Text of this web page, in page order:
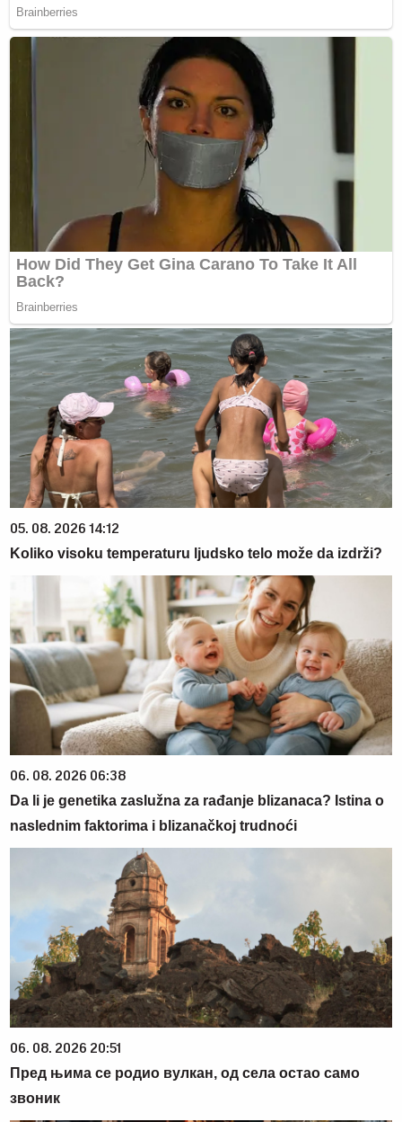
05. 08. 2026 14:12
Koliko visoku temperaturu ljudsko telo može da izdrži?
06. 08. 2026 06:38
Da li je genetika zaslužna za rađanje blizanaca? Istina o
naslednim faktorima i blizanačkoj trudnoći
06. 08. 2026 20:51
Пред њима се родио вулкан, од села остао само
звоник